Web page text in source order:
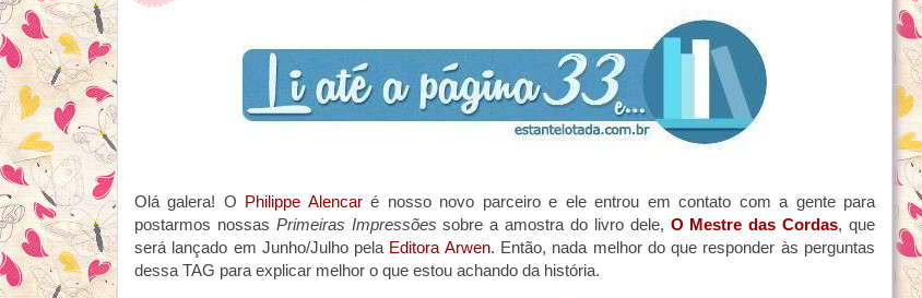
Olá galera! O Philippe Alencaré nosso novo parceiro e ele entrou em contato com a gente para
postarmos nossas Primeiras Impressões sobre a amostra do livro dele, O Mestre das Cordas, que
será lançado em Junho/Julho pela Editora Arwen. Então, nada melhor do que responder às perguntas
dessa TAG para explicar melhor o que estou achando da história.